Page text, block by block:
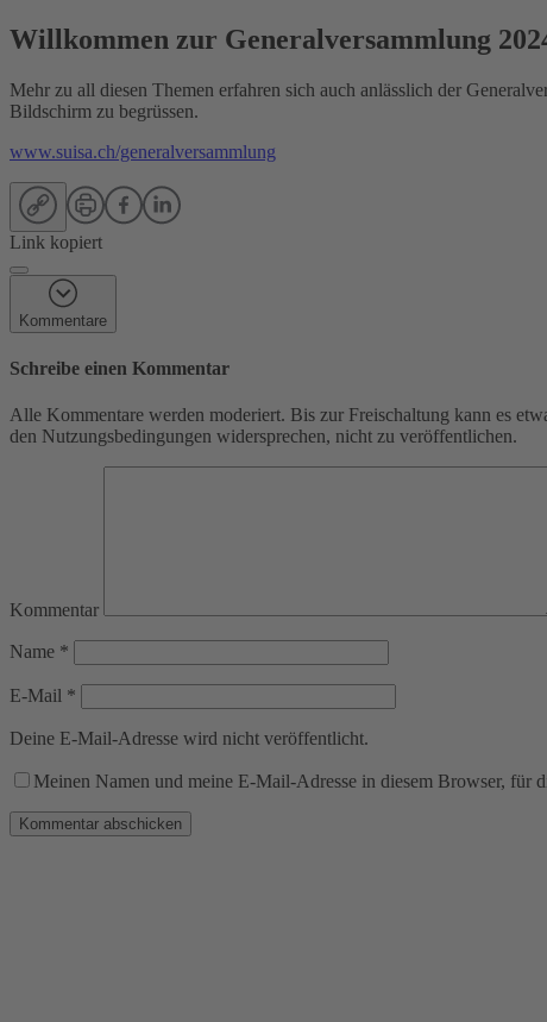
Willkommen zur Generalversammlung
Mehr zu all diesen Themen erfahren sich auch anlässlich der
Bildschirm zu begrüssen.
www.suisa.ch/generalversammlung
Link kopiert
Kommentare
Schreibe einen Kommentar
Alle Kommentare werden moderiert. Bis zur Freischaltung kann es
den Nutzungsbedingungen widersprechen, nicht zu veröffentlichen.
Kommentar
Name *
E-Mail *
Deine E-Mail-Adresse wird nicht veröffentlicht.
Meinen Namen und meine E-Mail-Adresse in diesem Browser, für